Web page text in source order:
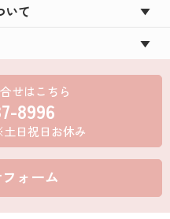
いて
せはこちら
8996
日祝日お休み
ォーム